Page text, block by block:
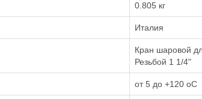
0.805 кг
Италия
Кран шаровой
Резьбой 1 1/4"
от 5 до +120 oC